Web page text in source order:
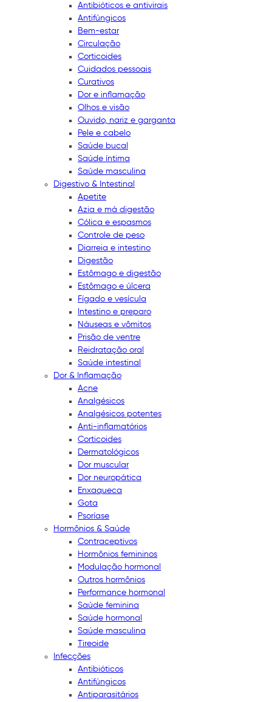
Antibióticos e antivirais
Antifúngicos
Bem-estar
Circulação
Corticoides
Cuidados pessoais
Curativos
Dor e inflamação
Olhos e visão
Ouvido, nariz e garganta
Pele e cabelo
Saúde bucal
Saúde íntima
Saúde masculina
Digestivo & Intestinal
Apetite
Azia e má digestão
Cólica e espasmos
Controle de peso
Diarreia e intestino
Digestão
Estômago e digestão
Estômago e úlcera
Fígado e vesícula
Intestino e preparo
Náuseas e vômitos
Prisão de ventre
Reidratação oral
Saúde intestinal
Dor & Inflamação
Acne
Analgésicos
Analgésicos potentes
Anti-inflamatórios
Corticoides
Dermatológicos
Dor muscular
Dor neuropática
Enxaqueca
Gota
Psoríase
Hormônios & Saúde
Contraceptivos
Hormônios femininos
Modulação hormonal
Outros hormônios
Performance hormonal
Saúde feminina
Saúde hormonal
Saúde masculina
Tireoide
Infecções
Antibióticos
Antifúngicos
Antiparasitários